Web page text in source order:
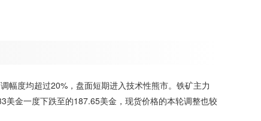
幅度均超过20%，盘面短期进入技术性熊市。铁矿主力
金一度下跌至的187.65美金，现货价格的本轮调整也较